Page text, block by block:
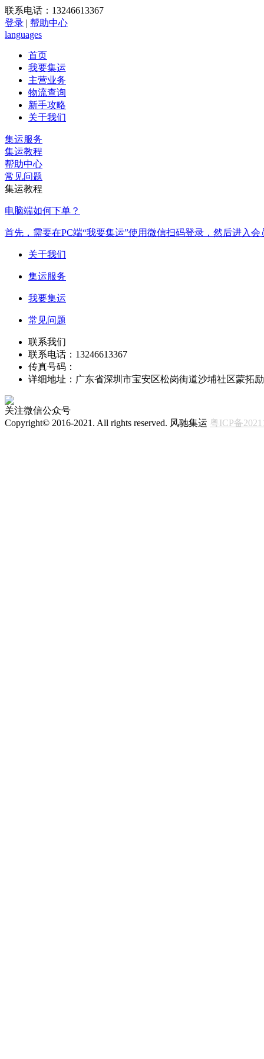
联系电话：13246613367
登录 | 帮助中心
languages
首页
我要集运
主营业务
物流查询
新手攻略
关于我们
集运服务
集运教程
帮助中心
常见问题
集运教程
电脑端如何下单？
首先，需要在PC端“我要集运”使用微信扫码登录，然后进入会
关于我们
集运服务
我要集运
常见问题
联系我们
联系电话：13246613367
传真号码：
详细地址：广东省深圳市宝安区松岗街道沙埔社区蒙拓
关注微信公众号
Copyright© 2016-2021. All rights reserved. 风驰集运 粤ICP备